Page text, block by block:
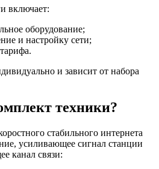
включает:
оборудование;
и настройку сети;
и зависит от набора
техники?
стабильного интернета
усиливающее сигнал станции
канал связи: